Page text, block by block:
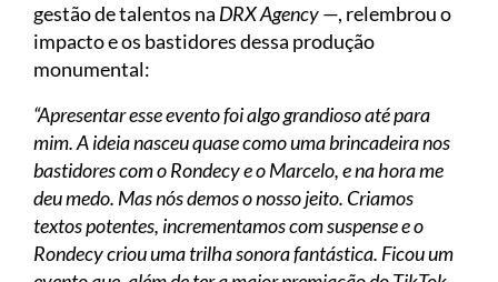
gestão de talentos na DRX Agency—, relembrou o
impacto e os bastidores dessa produção
monumental:
“Apresentar esse evento foi algo grandioso até para
mim. A ideia nasceu quase como uma brincadeira nos
bastidores com o Rondecy e o Marcelo, e na hora me
deu medo. Mas nós demos o nosso jeito. Criamos
textos potentes, incrementamos com suspense e o
Rondecy criou uma trilha sonora fantástica. Ficou um